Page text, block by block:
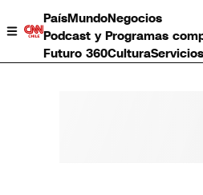
PaísMundoNegocios
Podcast y Programas
Futuro 360CulturaServicios